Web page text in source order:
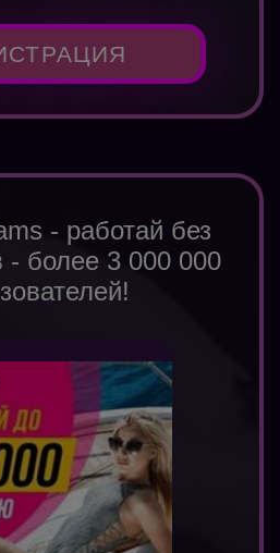
- работай без
- более 3 000 000